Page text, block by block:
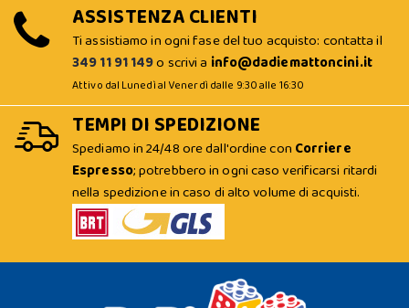
ASSISTENZA CLIENTI
Ti assistiamo in ogni fase del tuo acquisto: contatta il
349 11 91 149o scrivi a info@dadiemattoncini.it
Attivo dal Lunedì al Venerdì dalle 9:30 alle 16:30
TEMPI DI SPEDIZIONE
Spediamo in 24/48 ore dall'ordine con Corriere
Espresso; potrebbero in ogni caso verificarsi ritardi
nella spedizione in caso di alto volume di acquisti.